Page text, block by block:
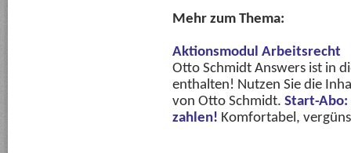
Mehr zum Thema:
Aktionsmodul Arbeitsrecht
Otto Schmidt Answers ist in
enthalten! Nutzen Sie die
von Otto Schmidt. Start-
zahlen! Komfortabel,